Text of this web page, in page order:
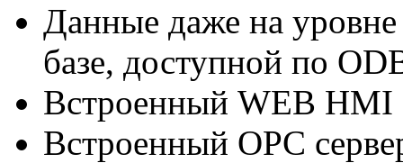
Данные даже на уровне
базе, доступной по
Встроенный WEB HMI
Встроенный OPC